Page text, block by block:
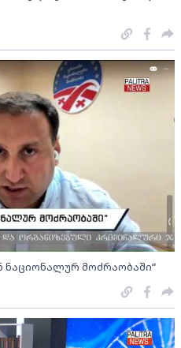
ნაციონალურ მოძრაობაში“